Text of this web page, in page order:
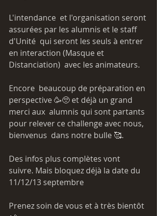
L'intendance  et l'organisation seront
assurées par les alumnis et le staff
d'Unité  qui seront les seuls à entrer
en interaction (Masque et
Distanciation)  avec les animateurs.
Encore  beaucoup de préparation en
perspective 🥳🥺 et déjà un grand
merci aux  alumnis qui sont partants
pour relever ce challenge avec nous,
bienvenus  dans notre bulle 🥰.
Des infos plus complètes vont
suivre. Mais bloquez déjà la date du
11/12/13 septembre
Prenez soin de vous et à très bientôt